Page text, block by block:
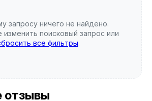
запросу ничего не найдено.
поисковый запрос или
все фильтры.
отзывы